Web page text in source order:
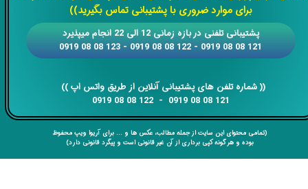
برای موارد ضروری با پشتیبانی تماس بگیرید))
​​​​​​​​​​​​​​(( ​​​​​​​شماره تلفن های پشتیبانی آنلاین از طریق واتس اپ ))
​​​​​​​121 08 08 0919 - 122 08 08 0919
​​پشتیبانی تلفنی در بازه زمانی 12 الی 22 انجام میپذیرد
121 08 08 0919 - 122 08 08 0919 - 123 08 08 0919
(تمامی محتوای این سایت از جمله مطالب، عکس ها و ... برای آریوا ویپ محفوظ
بوده و هر گونه کپی برداری از آن غیر قانونی است و پیگرد قانونی دارد)